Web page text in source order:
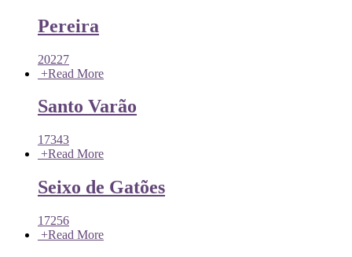
Pereira
20227
+Read More
Santo Varão
17343
+Read More
Seixo de Gatões
17256
+Read More